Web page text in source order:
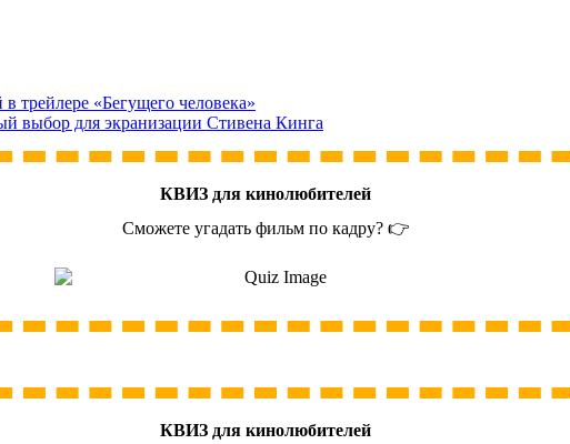
трейлере «Бегущего человека»
выбор для экранизации Стивена Кинга
КВИЗ для кинолюбителей
Сможете угадать фильм по кадру? 👉
КВИЗ для кинолюбителей